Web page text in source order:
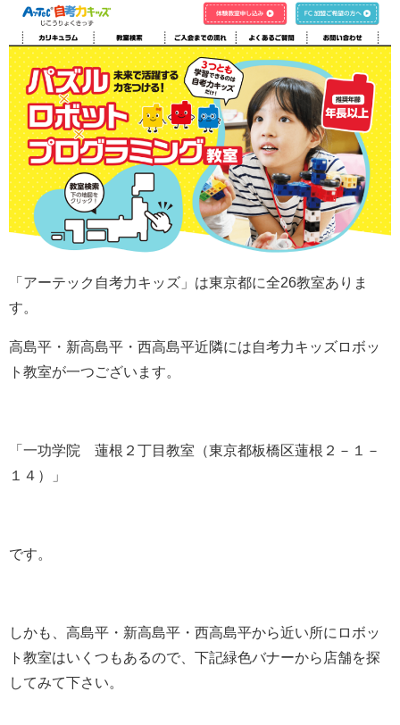
「アーテック自考力キッズ」は東京都に全26教室ありま
す。
高島平・新高島平・西高島平近隣には自考力キッズロボッ
ト教室が一つございます。
「一功学院 蓮根２丁目教室（東京都板橋区蓮根２－１－
１４ ）」
です。
しかも、高島平・新高島平・西高島平から近い所にロボッ
ト教室はいくつもあるので、下記緑色バナーから店舗を探
してみて下さい。